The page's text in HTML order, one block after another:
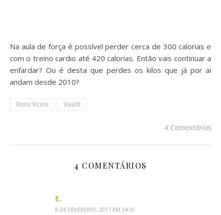
Na aula de força é possível perder cerca de 300 calorias e
com o treino cardio até 420 calorias. Então vais continuar a
enfardar? Ou é desta que perdes os kilos que já por ai
andam desde 2010?
Bons Vícios Vivafit
4 Comentários
4 COMENTÁRIOS
E.
8 DE FEVEREIRO, 2017 EM 14:41